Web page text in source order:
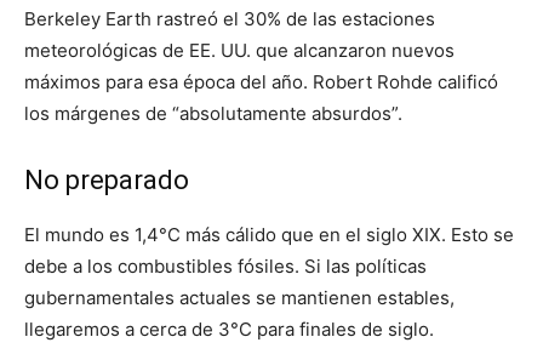
Berkeley Earth rastreó el 30% de las estaciones
meteorológicas de EE. UU. que alcanzaron nuevos
máximos para esa época del año. Robert Rohde calificó
los márgenes de “absolutamente absurdos”.
No preparado
El mundo es 1,4°C más cálido que en el siglo XIX. Esto se
debe a los combustibles fósiles. Si las políticas
gubernamentales actuales se mantienen estables,
llegaremos a cerca de 3°C para finales de siglo.